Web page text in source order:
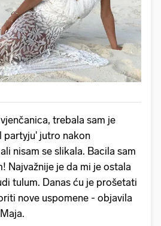
trebala sam je
partyju' jutro nakon
nisam se slikala. Bacila sam
Najvažnije je da mi je ostala
tulum. Danas ću je prošetati
nove uspomene - objavila